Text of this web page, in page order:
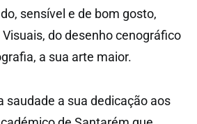
sensível e de bom gosto,
do desenho cenográfico
a sua arte maior.
saudade a sua dedicação aos